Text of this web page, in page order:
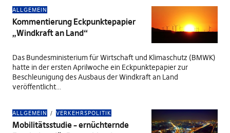
ALLGEMEIN
Kommentierung Eckpunktepapier
„Windkraft an Land“
Das Bundesministerium für Wirtschaft und Klimaschutz (BMWK)
hatte in der ersten Aprilwoche ein Eckpunktepapier zur
Beschleunigung des Ausbaus der Windkraft an Land
veröffentlicht…
ALLGEMEIN VERKEHRSPOLITIK
Mobilitätsstudie – ernüchternde